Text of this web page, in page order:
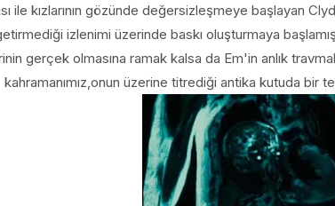
ile kızlarının gözünde değersizleşmeye başlayan
izlenimi üzerinde baskı oluşturmaya
gerçek olmasına ramak kalsa da Em'in anlık
kahramanımız,onun üzerine titrediği antika kutuda bir